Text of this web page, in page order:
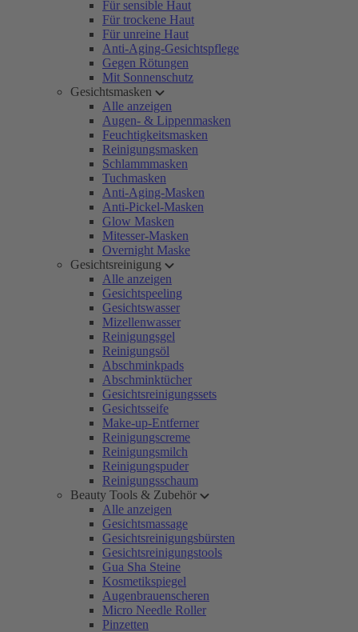
Für sensible Haut
Für trockene Haut
Für unreine Haut
Anti-Aging-Gesichtspflege
Gegen Rötungen
Mit Sonnenschutz
Gesichtsmasken
Alle anzeigen
Augen- & Lippenmasken
Feuchtigkeitsmasken
Reinigungsmasken
Schlammmasken
Tuchmasken
Anti-Aging-Masken
Anti-Pickel-Masken
Glow Masken
Mitesser-Masken
Overnight Maske
Gesichtsreinigung
Alle anzeigen
Gesichtspeeling
Gesichtswasser
Mizellenwasser
Reinigungsgel
Reinigungsöl
Abschminkpads
Abschminktücher
Gesichtsreinigungssets
Gesichtsseife
Make-up-Entferner
Reinigungscreme
Reinigungsmilch
Reinigungspuder
Reinigungsschaum
Beauty Tools & Zubehör
Alle anzeigen
Gesichtsmassage
Gesichtsreinigungsbürsten
Gesichtsreinigungstools
Gua Sha Steine
Kosmetikspiegel
Augenbrauenscheren
Micro Needle Roller
Pinzetten